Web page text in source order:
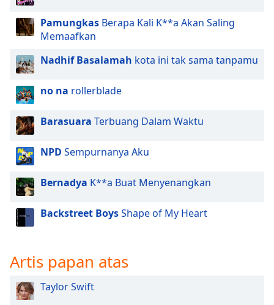
Pamungkas Berapa Kali K**a Akan Saling
Memaafkan
Nadhif Basalamah kota ini tak sama tanpamu
no na rollerblade
Barasuara Terbuang Dalam Waktu
NPD Sempurnanya Aku
Bernadya K**a Buat Menyenangkan
Backstreet BoysShape of My Heart
Artis papan atas
Taylor Swift